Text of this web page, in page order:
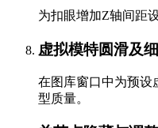
为扣眼增加Z轴间距设置
虚拟模特圆滑及细
在图库窗口中为预设
型质量。